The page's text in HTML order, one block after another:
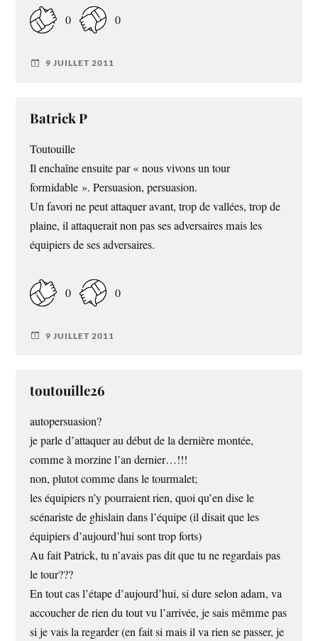
0 0
9 JUILLET 2011
Batrick P
Toutouille
Il enchaîne ensuite par « nous vivons un tour
formidable ». Persuasion, persuasion.
Un favori ne peut attaquer avant, trop de vallées, trop de
plaine, il attaquerait non pas ses adversaires mais les
équipiers de ses adversaires.
0 0
9 JUILLET 2011
toutouille26
autopersuasion?
je parle d’attaquer au début de la dernière montée,
comme à morzine l’an dernier…!!!
non, plutot comme dans le tourmalet;
les équipiers n’y pourraient rien, quoi qu’en dise le
scénariste de ghislain dans l’équipe (il disait que les
équipiers d’aujourd’hui sont trop forts)
Au fait Patrick, tu n’avais pas dit que tu ne regardais pas
le tour???
En tout cas l’étape d’aujourd’hui, si dure selon adam, va
accoucher de rien du tout vu l’arrivée, je sais mêmme pas
si je vais la regarder (en fait si mais il va rien se passer, je